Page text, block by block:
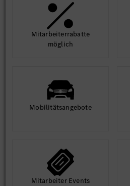
Mit­arbeiter­rabatte
möglich
Mobilitäts­angebote
Mit­arbeiter Events